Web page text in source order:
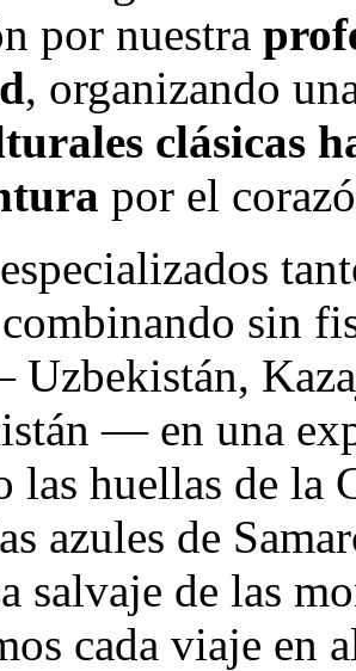
por nuestra
, organizando
clásicas
por el
sin
— en una
las huellas de la
azules de
salvaje de las
cada viaje en